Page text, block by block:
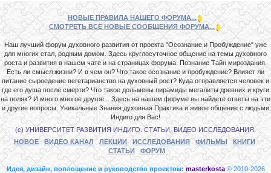
НОВЫЕ ПРАВИЛА НАШЕГО ФОРУМА...
СМОТРЕТЬ ВСЕ НОВЫЕ СООБЩЕНИЯ ФОРУМА...
Наш лучший форум духовного развития от проекта "Осознание и Пробуждение" уже
для многих стал, родным домом. Здесь круглосуточное общение на темы духовного
роста и развития в нашем чате и на страницах форума. Познание Тайн мироздания.
Есть ли смысл жизни? И в чем он? Что такое осознание и пробуждение? Влияет ли
питание сыроедение вегетарианство на духовный рост? Куда отправляется человек и
где его душа после смерти? Что такое дольмены пирамиды мегалиты древних и круги
на полях? И много многое другое... Здесь на нашем форуме вы найдете ответы на эти
и другие вопросы. Уникальные Знания духовная Практика и живое общение с людьми
Индиго для Вас!
(с) УНИВЕРСИТЕТ РАЗВИТИЯ ИНДИГО. СТАТЬИ, ВИДЕО ИССЛЕДОВАНИЯ.
НОВОЕ
ВИДЕО КАНАЛ ЛЕКЦИИ ИССЛЕДОВАНИЯ ФИЛЬМЫ
КНИГИ
СТАТЬИ
ФОРУМ
Идея, дизайн, воплощение и руководство проектом: masterkosta © 2010-2026